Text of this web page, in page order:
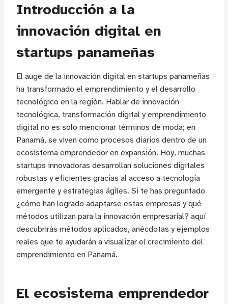
Introducción a la
innovación digital en
startups panameñas
El auge de la innovación digital en startups panameñas
ha transformado el emprendimiento y el desarrollo
tecnológico en la región. Hablar de innovación
tecnológica, transformación digital y emprendimiento
digital no es solo mencionar términos de moda; en
Panamá, se viven como procesos diarios dentro de un
ecosistema emprendedor en expansión. Hoy, muchas
startups innovadoras desarrollan soluciones digitales
robustas y eficientes gracias al acceso a tecnología
emergente y estrategias ágiles. Si te has preguntado
¿cómo han logrado adaptarse estas empresas y qué
métodos utilizan para la innovación empresarial? aquí
descubrirás métodos aplicados, anécdotas y ejemplos
reales que te ayudarán a visualizar el crecimiento del
emprendimiento en Panamá.
El ecosistema emprendedor